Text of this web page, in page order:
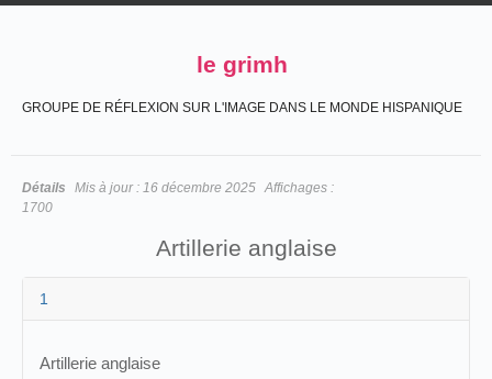
le grimh
GROUPE DE RÉFLEXION SUR L'IMAGE DANS LE MONDE HISPANIQUE
Détails Mis à jour : 16 décembre 2025 Affichages :
1700
Artillerie anglaise
1
Artillerie anglaise